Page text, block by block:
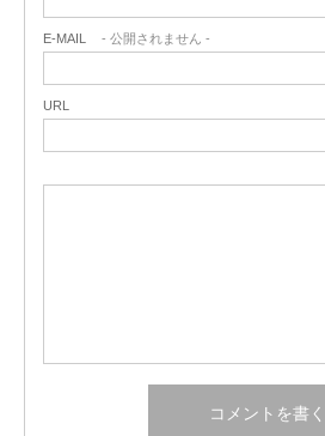
E-MAIL - 公開されません -
URL